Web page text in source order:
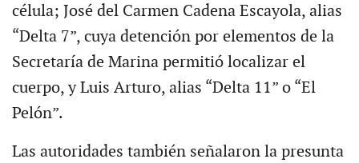
célula; José del Carmen Cadena Escayola, alias
“Delta 7”, cuya detención por elementos de la
Secretaría de Marina permitió localizar el
cuerpo, y Luis Arturo, alias “Delta 11” o “El
Pelón”.
Las autoridades también señalaron la presunta